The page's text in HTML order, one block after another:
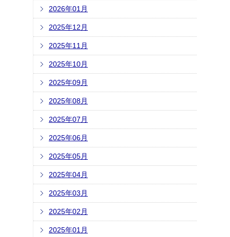
2026年01月
2025年12月
2025年11月
2025年10月
2025年09月
2025年08月
2025年07月
2025年06月
2025年05月
2025年04月
2025年03月
2025年02月
2025年01月